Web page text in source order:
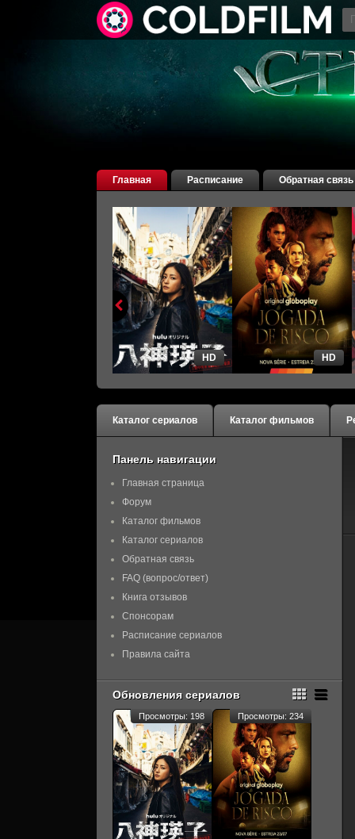
Главная Расписание Обратная связь
HD HD
Каталог сериалов Каталог фильмов
Панель навигации
Главная страница
Форум
Каталог фильмов
Каталог сериалов
Обратная связь
FAQ (вопрос/ответ)
Книга отзывов
Спонсорам
Расписание сериалов
Правила сайта
Обновления сериалов
Просмотры: 198 Просмотры: 234